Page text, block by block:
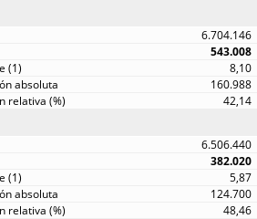
6.704.146
543.008
8,10
160.988
42,14
6.506.440
382.020
5,87
124.700
48,46